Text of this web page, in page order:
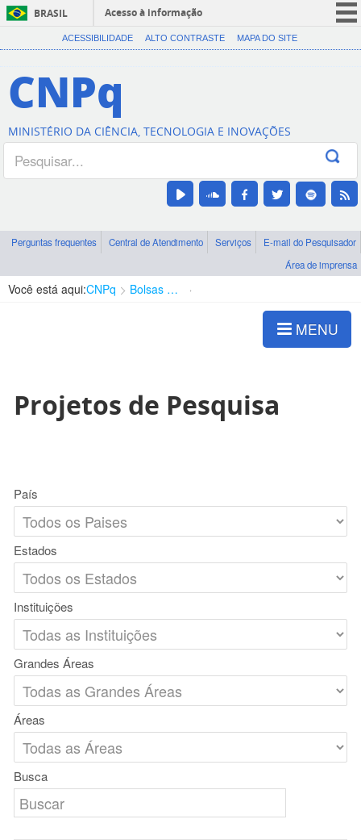
BRASIL
Acesso à informação
CORONAVÍRUS (COVID-19)
Canais
ACESSIBILIDADE ALTO CONTRASTE MAPA DO SITE
CNPq
MINISTÉRIO DA CIÊNCIA, TECNOLOGIA E INOVAÇÕES
Perguntas frequentes Central de Atendimento Serviços
E-mail do Pesquisador
Área de imprensa
Você está aqui:CNPq Bolsas e Auxílios Vigentes
MENU
Projetos de Pesquisa
País
Estados
Instituições
Grandes Áreas
Áreas
Busca